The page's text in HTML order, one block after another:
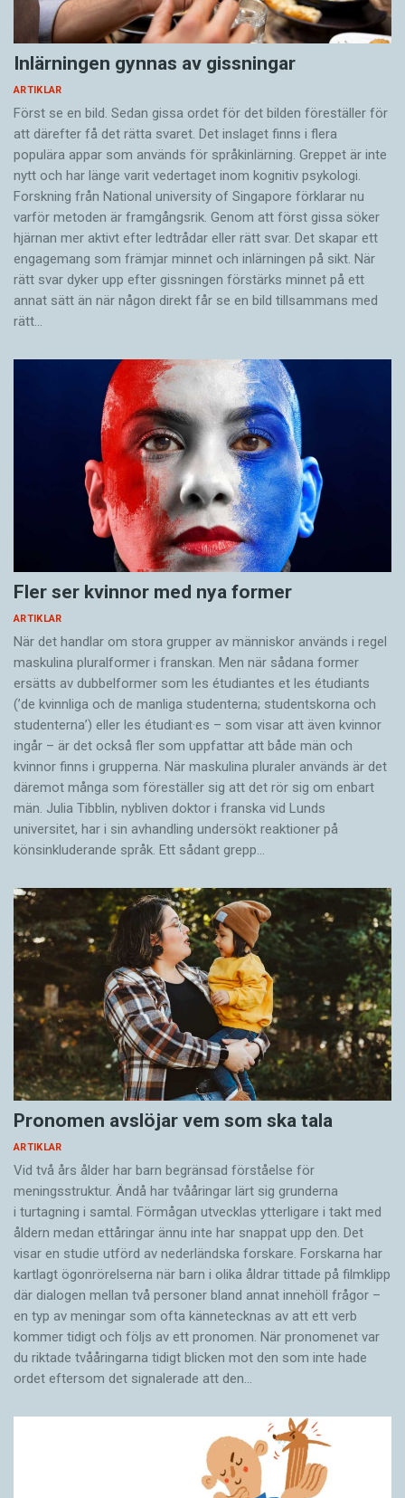
Översättningar med ett Levenshteinavstånd på
5 eller lägre jämfört med facit räknades som
”godkända”, eftersom de är lätta att korrigera
manuellt i efterhand.
Skillnaderna i de två olika översättningarna kan
bero på missar i interpunktion, fel val av
pronomen eller böjningsändelser, som plural-
s:et i följande exempel:
Automatisk översättning: Det gør ikke noget.
Facit: Det gør ikke noget. Jeg prøver gerne
hotdogs med kalkun.
Denna första utvärdering visade att mellan 3,5
procent (dokumentären) och 15 procent
(deckaren) av de automatiskt framställda
textremsorna stämde helt överens med de
mänskliga översättningarna i facit, i snitt 9
procent.
I den andra utvärderingen, där översättningarna
kunde ha ett Levenshteinavstånd på 5 eller
lägre, var resultaten mellan 23 procent
(dokumentären) och 35 procent (deckaren), i
snitt 21,5 procent.
I en tredje utvärdering fick sex textare redigera
systemets översättning av samma tre program,
i stället för att översätta hela programmen
maskinöversättningar jämfördes sedan med
facit.
Ser man på deras medelvärden så stämde
denna gång mellan 13 procent (dokumentären)
och 28 procent (deckaren) helt överens med
originalet, och mellan 36 procent
(dokumentären) och 47,5 procent (deckaren)
hade ett Levenshteinavstånd på mindre än 5, i
snitt 43 procent.
Detta betyder att 43 procent av undertexterna,
som systemet producerar, inte alls behöver
korrigeras, eller bara mycket lite.
Maskinöversättning går fort. Ett vanligt
halvtimmeslångt program översätts på ett par
minuter. Sedan är det svårt att exakt bedöma
hur mycket tid företaget sparar, men vår
utvärdering visar att en textare arbetade minst
15 procent snabbare med vårt system. Att
utveckla ett system av det här slaget för ett
nytt språkpar, till exempel svenska och
isländska, kan ta mellan sex och tolv månader.
Inlärningen gynnas av gissningar
ARTIKLAR
Först se en bild. Sedan gissa ordet för det bilden föreställer för
att därefter få det rätta svaret. Det inslaget finns i flera
populära appar som används för språkinlärning. Greppet är inte
nytt och har länge varit vedertaget inom kognitiv psykologi.
Forskning från National university of Singa­pore förklarar nu
varför metoden är framgångsrik. Genom att först gissa ­söker
hjärnan mer aktivt ­efter ledtrådar eller rätt svar. Det skapar ett
engagemang som främjar minnet och inlärningen på sikt. När
rätt svar dyker upp efter gissningen förstärks minnet på ett
annat sätt än när någon direkt får se en bild tillsammans med
rätt…
Fler ser kvinnor med nya former
ARTIKLAR
När det handlar om stora grupper av människor används i regel
maskulina pluralformer i franskan. Men när sådana ­former
ersätts av dubbel­former som les étudiantes et les étudiants
(’de kvinnliga och de manliga studenterna; studentskorna och
studenterna’) eller les étudiant·es – som visar att även kvinnor
ingår – är det också fler som uppfattar att både män och
kvinnor finns i grupperna. När maskulina pluraler används är det
där­emot många som föreställer sig att det rör sig om enbart
män. Julia Tibblin, nybliven doktor i franska vid Lunds
universitet, har i sin avhandling undersökt reaktioner på
könsinkluderande språk. Ett sådant grepp…
Pronomen avslöjar vem som ska tala
ARTIKLAR
Vid två års ålder har barn begränsad förståelse för
meningsstruktur. Ändå har tvååringar lärt sig grunderna
i turtagning i samtal. Förmågan utvecklas ytterligare i takt med
åldern medan ettåringar ännu inte har snappat upp den. Det
visar en studie utförd av nederländska forskare. Forskarna har
kartlagt ögonrörelserna när barn i olika åldrar tittade på filmklipp
där dialogen mellan två personer bland annat innehöll frågor –
en typ av meningar som ofta kännetecknas av att ett verb
kommer tidigt och följs av ett pronomen. När pronomenet var
du riktade tvååringarna tidigt blicken mot den som inte hade
ordet eftersom det ­signalerade att den…